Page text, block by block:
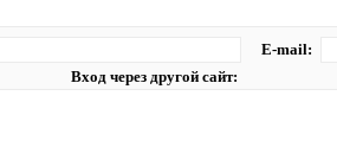
E-mail:
Вход через другой сайт: